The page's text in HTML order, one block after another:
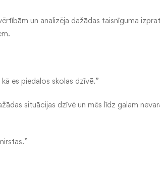
un analizēja dažādas taisnīguma
es piedalos skolas dzīvē.”
situācijas dzīvē un mēs līdz galam